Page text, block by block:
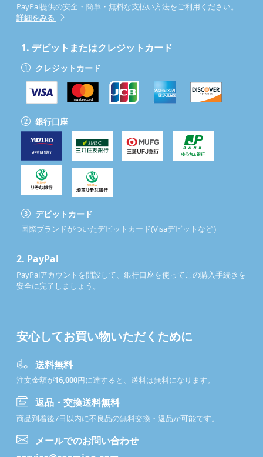
PayPal提供の安全・簡単・無料な支払い方法をご利用ください。
詳細をみる
1. デビットまたはクレジットカード
クレジットカード
銀行口座
デビットカード
国際ブランドがついたデビットカード(Visaデビットなど）
2. PayPal
PayPalアカウントを開設して、銀行口座を使ってこの購入手続きを
安全に完了しましょう。
安心してお買い物いただくために
送料無料
注文金額が16,000円に達すると、送料は無料になります。
返品・交換送料無料
商品到着後7日以内に不良品の無料交換・返品が可能です。
メールでのお問い合わせ